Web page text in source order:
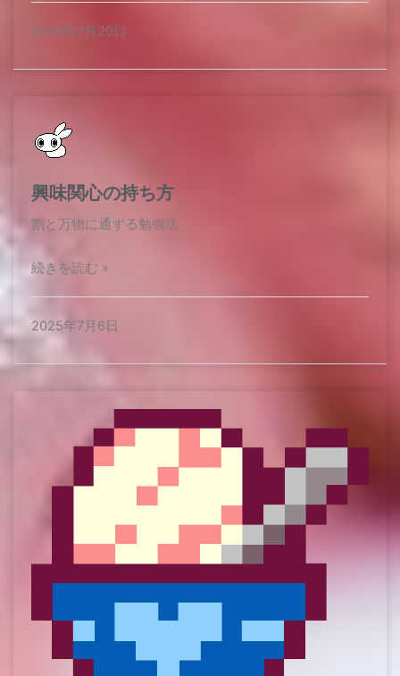
2025年7月20日
興味関心の持ち方
割と万物に通ずる勉強法​
続きを読む »
2025年7月6日